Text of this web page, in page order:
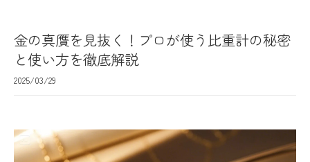
金の真贋を見抜く！プロが使う比重計の秘密
と使い方を徹底解説
2025/03/29